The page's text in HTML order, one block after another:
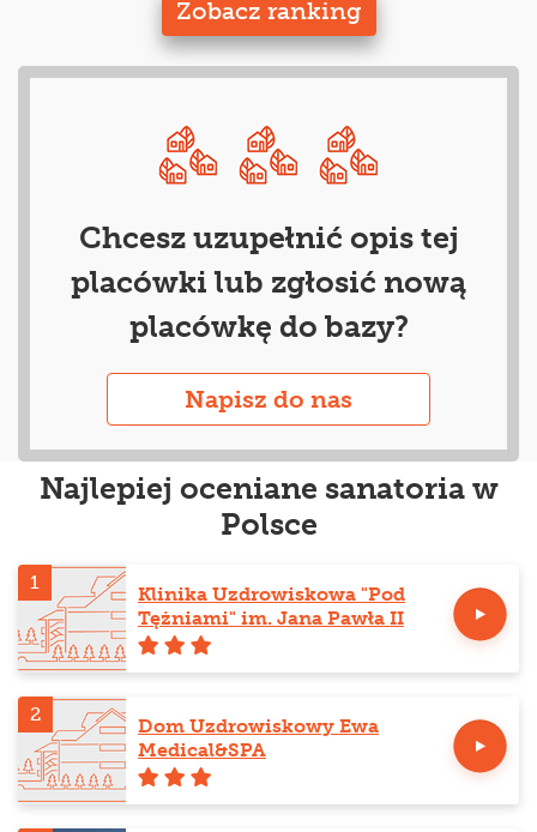
Zobacz ranking
Chcesz uzupełnić opis tej
placówki lub zgłosić nową
placówkę do bazy?
Napisz do nas
Najlepiej oceniane sanatoria w
Polsce
1
Klinika Uzdrowiskowa "Pod
Tężniami" im. Jana Pawła II
2
Dom Uzdrowiskowy Ewa
Medical&SPA